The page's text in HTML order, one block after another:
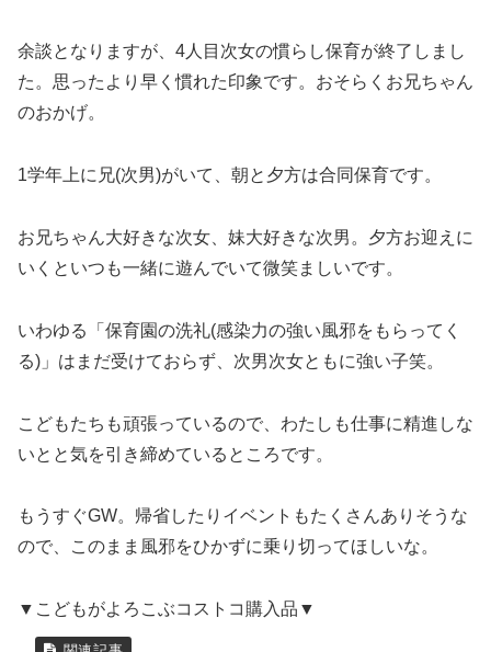
余談となりますが、4人目次女の慣らし保育が終了しまし
た。思ったより早く慣れた印象です。おそらくお兄ちゃん
のおかげ。
1学年上に兄(次男)がいて、朝と夕方は合同保育です。
お兄ちゃん大好きな次女、妹大好きな次男。夕方お迎えに
いくといつも一緒に遊んでいて微笑ましいです。
いわゆる「保育園の洗礼(感染力の強い風邪をもらってく
る)」はまだ受けておらず、次男次女ともに強い子笑。
こどもたちも頑張っているので、わたしも仕事に精進しな
いとと気を引き締めているところです。
もうすぐGW。帰省したりイベントもたくさんありそうな
ので、このまま風邪をひかずに乗り切ってほしいな。
▼こどもがよろこぶコストコ購入品▼